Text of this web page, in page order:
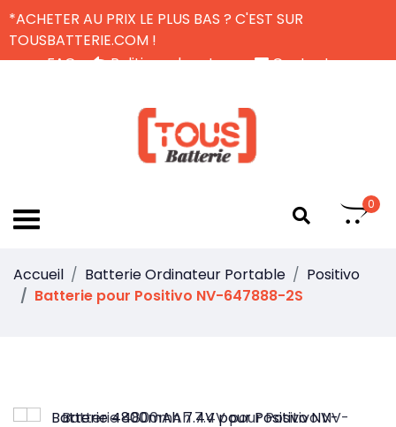
*ACHETER AU PRIX LE PLUS BAS ? C'EST SUR
TOUSBATTERIE.COM !
FAQ
Politique de retour
Contactez-nous
0
Accueil Batterie Ordinateur Portable
Positivo
Batterie pour Positivo NV-647888-2S